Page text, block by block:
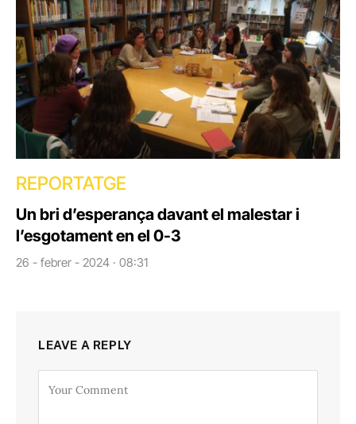
REPORTATGE
Un bri d’esperança davant el malestar i
l’esgotament en el 0-3
26 - febrer - 2024 · 08:31
LEAVE A REPLY